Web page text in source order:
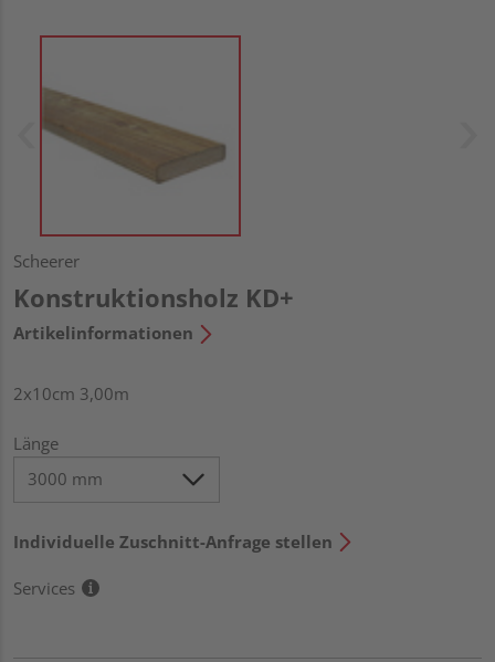
Scheerer
Konstruktionsholz KD+
Artikelinformationen
2x10cm 3,00m
Länge
Individuelle Zuschnitt-Anfrage stellen
Services